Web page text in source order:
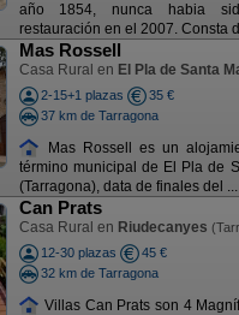
año 1854, nunca habia
restauración en el 2007. Consta
Mas Rossell
Casa Rural en El Pla de Santa
2-15+1 plazas
35 €
37 km de Tarragona
Mas Rossell es un
término municipal de El Pla de
(Tarragona), data de finales del ...
Can Prats
Casa Rural en Riudecanyes
12-30 plazas
45 €
32 km de Tarragona
Villas Can Prats son 4